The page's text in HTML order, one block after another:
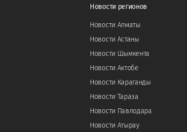
Новости регионов
Новости Алматы
Новости Астаны
Новости Шымкента
Новости Актобе
Новости Караганды
Новости Тараза
Новости Павлодара
Новости Атырау